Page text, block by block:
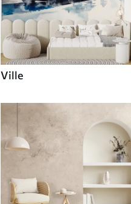
Ville